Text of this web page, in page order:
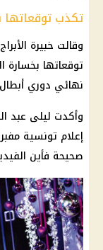
تكذب توقعاتها
وقالت خبيرة
توقعاتها بخسارة
نهائي دوري
وأكدت ليلى عبد
إعلام تونسية
صحيحة فأين